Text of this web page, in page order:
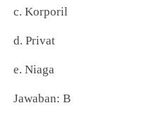
c. Korporil
d. Privat
e. Niaga
Jawaban: B